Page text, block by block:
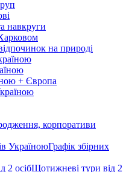
навкруги
на природі
+ Європа
корпоративи
Графік збірних
Щотижневі тури від 2